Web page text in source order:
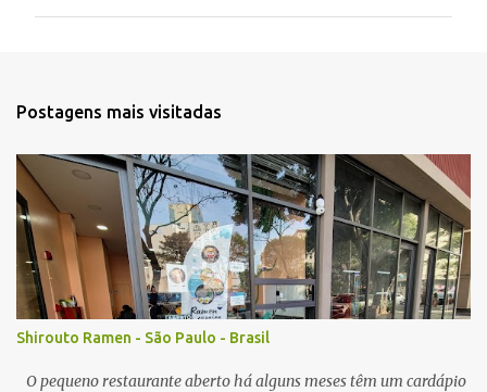
r
i
o
s
Postagens mais visitadas
Shirouto Ramen - São Paulo - Brasil
O pequeno restaurante aberto há alguns meses têm um cardápio